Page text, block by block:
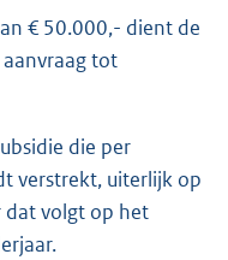
€ 50.000,- dient de
tot
die per
verstrekt, uiterlijk op
dat volgt op het